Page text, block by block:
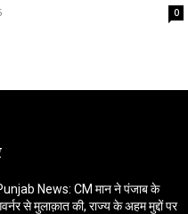
0
News: CM मान ने पंजाब के
से मुलाक़ात की, राज्य के अहम मुद्दों पर